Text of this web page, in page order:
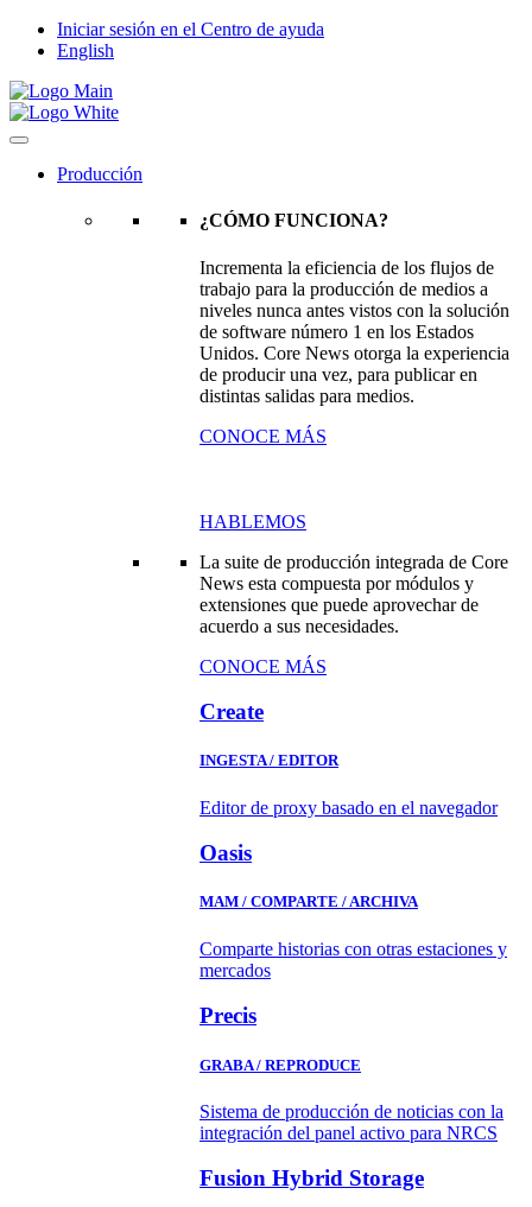
Iniciar sesión en el Centro de ayuda
English
Producción
¿CÓMO FUNCIONA?
Incrementa la eficiencia de los flujos de
trabajo para la producción de medios a
niveles nunca antes vistos con la solución
de software número 1 en los Estados
Unidos. Core News otorga la experiencia
de producir una vez, para publicar en
distintas salidas para medios.
CONOCE MÁS
HABLEMOS
La suite de producción integrada de Core
News esta compuesta por módulos y
extensiones que puede aprovechar de
acuerdo a sus necesidades.
CONOCE MÁS
Create
INGESTA / EDITOR
Editor de proxy basado en el navegador
Oasis
MAM / COMPARTE / ARCHIVA
Comparte historias con otras estaciones y
mercados
Precis
GRABA / REPRODUCE
Sistema de producción de noticias con la
integración del panel activo para NRCS
Fusion Hybrid Storage